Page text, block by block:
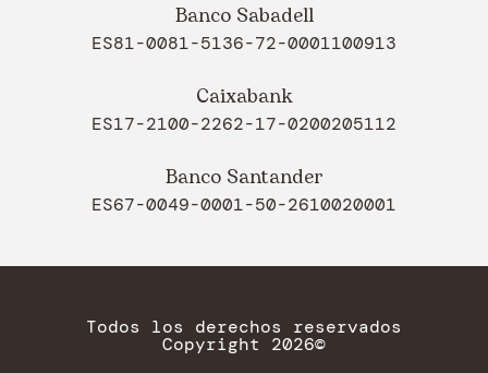
Banco Sabadell
ES81-0081-5136-72-0001100913
Caixabank
ES17-2100-2262-17-0200205112
Banco Santander
ES67-0049-0001-50-2610020001
Todos los derechos reservados
Copyright 2026©